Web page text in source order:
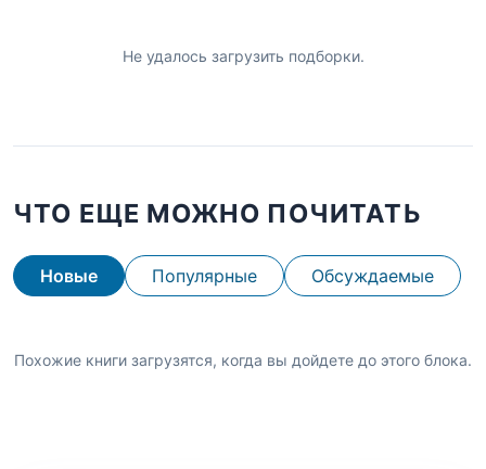
Не удалось загрузить подборки.
ЧТО ЕЩЕ МОЖНО ПОЧИТАТЬ
Новые Популярные Обсуждаемые
Похожие книги загрузятся, когда вы дойдете до этого блока.